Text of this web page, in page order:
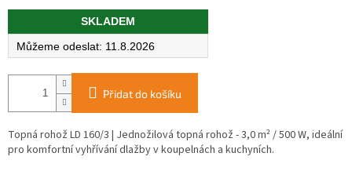
Měrná
SKLADEM
11.8.2026
Přidat do košíku
Topná rohož LD 160/3 | Jednožilová topná rohož - 3,0 m² / 500 W, ideální
pro komfortní vyhřívání dlažby v koupelnách a kuchyních.